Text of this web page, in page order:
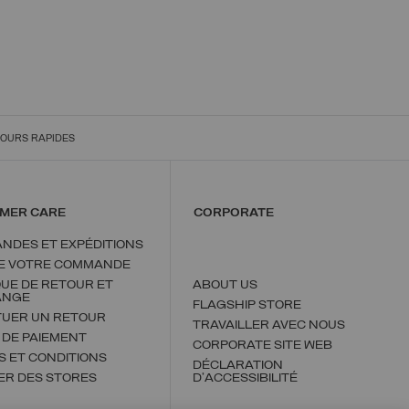
RAPIDES
CARE
ET EXPÉDITIONS
VOTRE COMMANDE
DE RETOUR ET
UN RETOUR
PAIEMENT
ET CONDITIONS
DES STORES
CORPORATE
ABOUT US
FLAGSHIP STORE
TRAVAILLER AVEC NOUS
CORPORATE SITE WEB
DÉCLARATION
D'ACCESSIBILITÉ